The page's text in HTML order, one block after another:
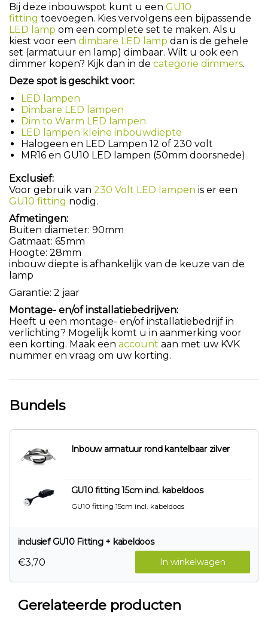
Bij deze inbouwspot kunt u een GU10
fitting toevoegen. Kies vervolgens een bijpassende
LED lamp om een complete set te maken. Als u
kiest voor een dimbare LED lamp dan is de gehele
set (armatuur en lamp) dimbaar. Wilt u ook een
dimmer kopen? Kijk dan in de categorie dimmers.
Deze spot is geschikt voor:
LED lampen
Dimbare LED lampen
Dim to Warm LED lampen
LED lampen kleine inbouwdiepte
Halogeen en LED Lampen 12 of 230 volt
MR16 en GU10 LED lampen (50mm doorsnede)
Exclusief:
Voor gebruik van 230 Volt LED lampen is er een
GU10 fitting nodig.
Afmetingen:
Buiten diameter: 90mm
Gatmaat: 65mm
Hoogte: 28mm
inbouw diepte is afhankelijk van de keuze van de
lamp
Garantie: 2 jaar
Montage- en/of installatiebedrijven:
Heeft u een montage- en/of installatiebedrijf in
verlichting? Mogelijk komt u in aanmerking voor
een korting. Maak een account aan met uw KVK
nummer en vraag om uw korting.
Bundels
Inbouw armatuur rond kantelbaar zilver
GU10 fitting 15cm incl. kabeldoos
GU10 fitting 15cm incl. kabeldoos
inclusief GU10 Fitting + kabeldoos
In winkelwagen
€3,70
Gerelateerde producten